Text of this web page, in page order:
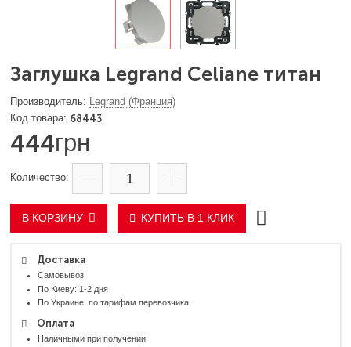
Заглушка Legrand Celiane титан
Доставка
Самовывоз
По Киеву: 1-2 дня
По Украине: по тарифам перевозчика
Оплата
Наличными при получении
Legrand (Франция)
68443
444грн
В КОРЗИНУ КУПИТЬ В 1 КЛИК